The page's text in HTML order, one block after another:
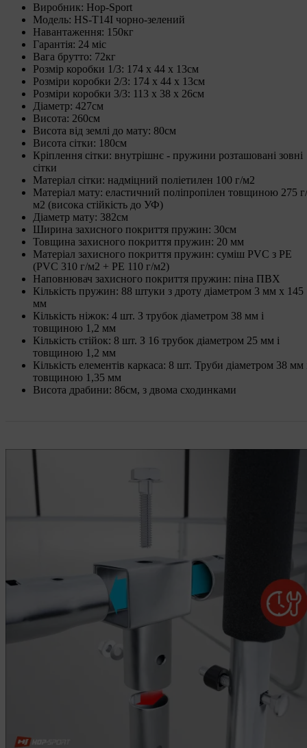
Виробник: Hop-Sport
Модель: HS-T14І чорно-зелений
Навантаження: 150кг
Гарантія: 24 міс
Вага брутто: 72кг
Розмір коробки 1/3: 174 x 44 x 13см
Розміри коробки 2/3: 174 x 44 x 13см
Розміри коробки 3/3: 113 x 38 x 26см
Діаметр: 427см
Висота: 260см
Висота від землі до мату: 80см
Висота сітки: 180см
Кріплення сітки: внутрішнє - пружини розташовані зовні
сітки
Матеріал сітки: надміцний поліетилен 100 г/м2
Матеріал мату: еластичний поліпропілен товщиною 275 г/
м2 (висока стійкість до УФ)
Діаметр мату: 382см
Ширина захисного покриття пружин: 30см
Товщина захисного покриття пружин: 20 мм
Матеріал захисного покриття пружин: суміш PVC з PE
(PVC 310 г/м2 + PE 110 г/м2)
Наповнювач захисного покриття пружин: піна ПВХ
Кількість пружин: 88 штуки з дроту діаметром 3 мм х 145
мм
Кількість ніжок: 4 шт. З трубок діаметром 38 мм і
товщиною 1,2 мм
Кількість стійок: 8 шт. З 16 трубок діаметром 25 мм і
товщиною 1,2 мм
Кількість елементів каркаса: 8 шт. Труби діаметром 38 мм
товщиною 1,35 мм
Висота драбини: 86см, з двома сходинками